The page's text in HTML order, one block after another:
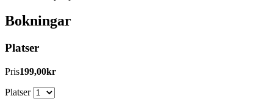
Bokningar
Platser
Pris199,00kr
Platser